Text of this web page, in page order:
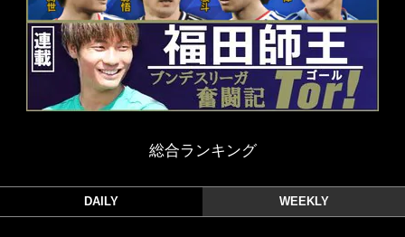
総合ランキング
DAILY WEEKLY